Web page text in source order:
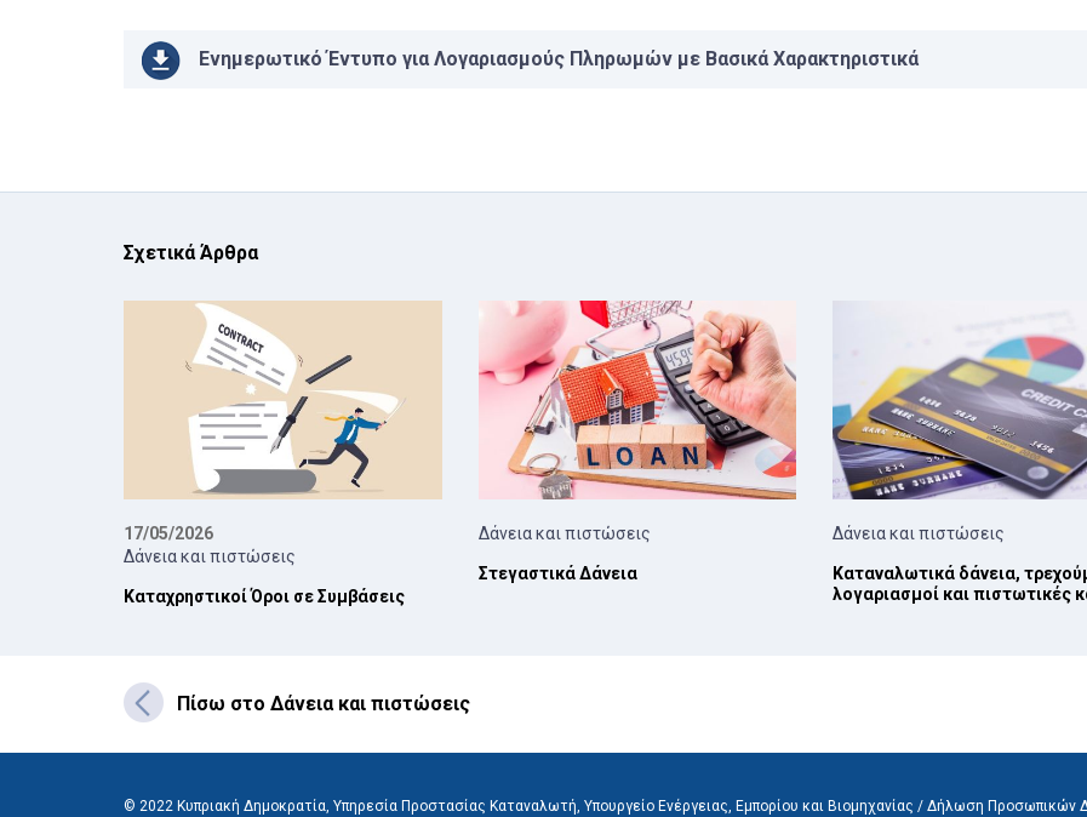
Ενημερωτικό Έντυπο για Λογαριασμούς Πληρωμών με Βασικά Χαρακτηριστικά
Σχετικά Άρθρα
17/05/2026
Δάνεια και πιστώσεις
Καταχρηστικοί Όροι σε Συμβάσεις
Δάνεια και πιστώσεις
Στεγαστικά Δάνεια
Δάνεια και πιστώσεις
Καταναλωτικά δάνεια,
λογαριασμοί και πιστωτικές
Πίσω στο Δάνεια και πιστώσεις
© 2022 Κυπριακή Δημοκρατία, Υπηρεσία Προστασίας Καταναλωτή, Υπουργείο Ενέργειας, Εμπορίου και Βιομηχανίας / Δήλωση Προσωπικών